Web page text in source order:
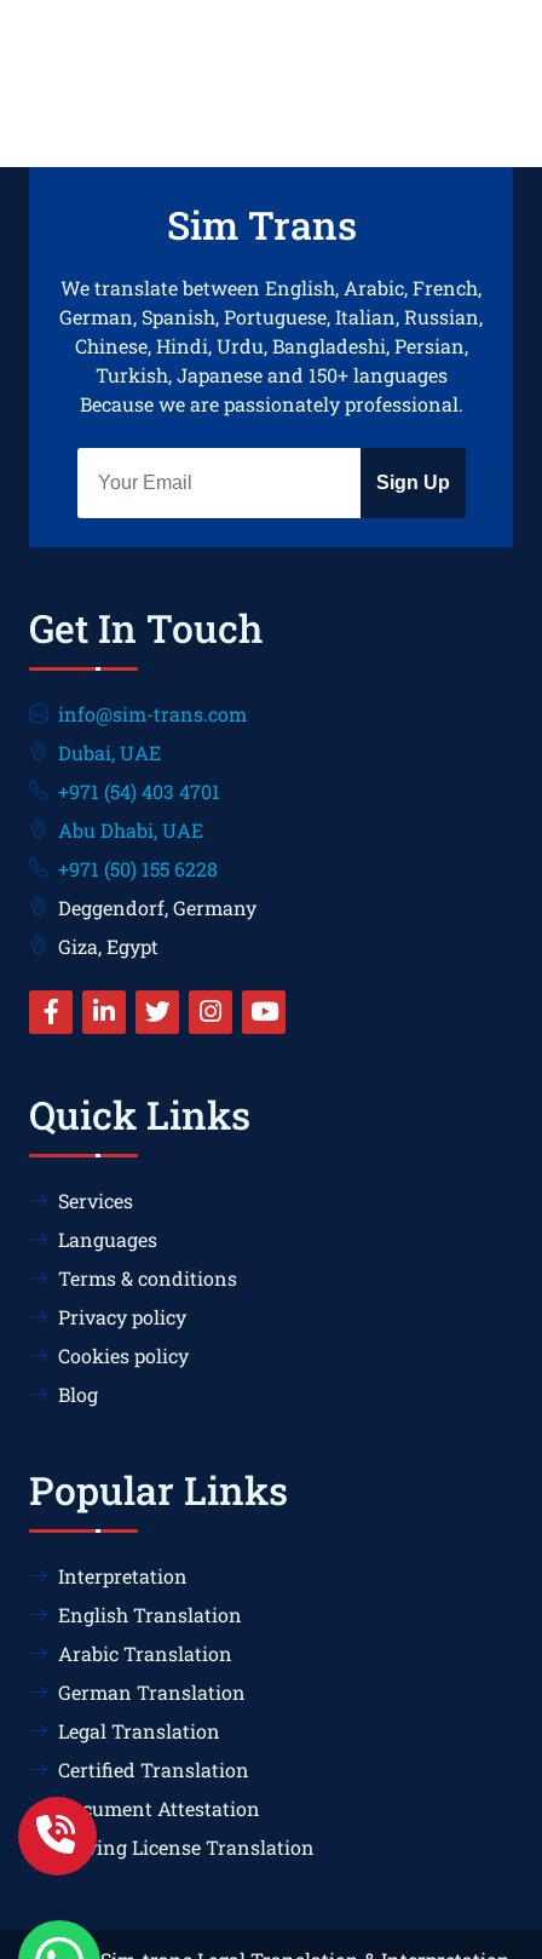
Sim Trans
We translate between English, Arabic, French,
German, Spanish, Portuguese, Italian, Russian,
Chinese, Hindi, Urdu, Bangladeshi, Persian,
Turkish, Japanese and 150+ languages
Because we are passionately professional.
Sign Up
Get In Touch
info@sim-trans.com
Dubai, UAE
+971 (54) 403 4701
Abu Dhabi, UAE
+971 (50) 155 6228
Deggendorf, Germany
Giza, Egypt
Quick Links
Services
Languages
Terms & conditions
Privacy policy
Cookies policy
Blog
Popular Links
Interpretation
English Translation
Arabic Translation
German Translation
Legal Translation
Certified Translation
Document Attestation
Driving License Translation